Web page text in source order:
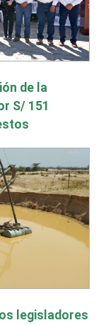
de la
S/ 151
legisladores